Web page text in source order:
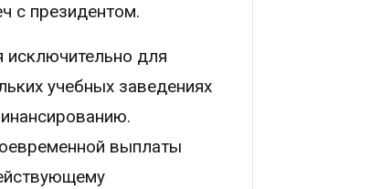
с президентом.
исключительно для
учебных заведениях
выплаты